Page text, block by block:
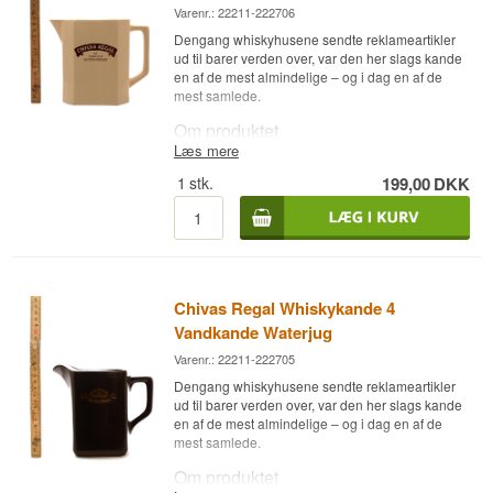
Varenr.: 22211-222706
Dengang whiskyhusene sendte reklameartikler
ud til barer verden over, var den her slags kande
en af de mest almindelige – og i dag en af de
mest samlede.
Om produktet
vandkande/waterjug med mærkets logo,
oprindeligt lavet som reklameartikel til at stå
fremme på barer og i hjem, hvor man drak Chivas
Regal. Den bruges til at tilsætte vand til whiskyen
I dag er den lige så meget et samlerobjekt for
whisky-entusiaster som et brugstilbehør – begge
Læs mere
1 stk. 199,00DKK
Chivas Regal Whiskykande 4
Vandkande Waterjug
Varenr.: 22211-222705
Dengang whiskyhusene sendte reklameartikler
ud til barer verden over, var den her slags kande
en af de mest almindelige – og i dag en af de
mest samlede.
Om produktet